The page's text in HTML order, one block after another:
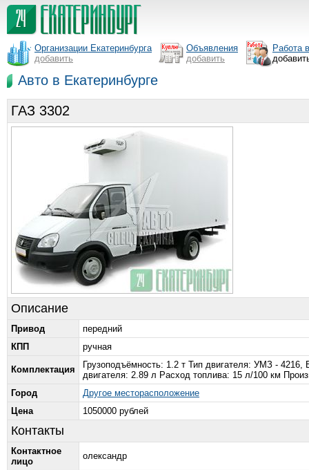
Организации Екатеринбурга
добавить
Объявления
добавить
Работа
Авто в Екатеринбурге
ГАЗ 3302
Описание
Привод
передний
КПП
ручная
Комплектация
Грузоподъёмность: 1.2 т Тип двигателя: УМЗ -
двигателя: 2.89 л Расход топлива: 15 л/100 км
Город
Другое месторасположение
Цена
1050000 рублей
Контакты
Контактное
лицо
олександр